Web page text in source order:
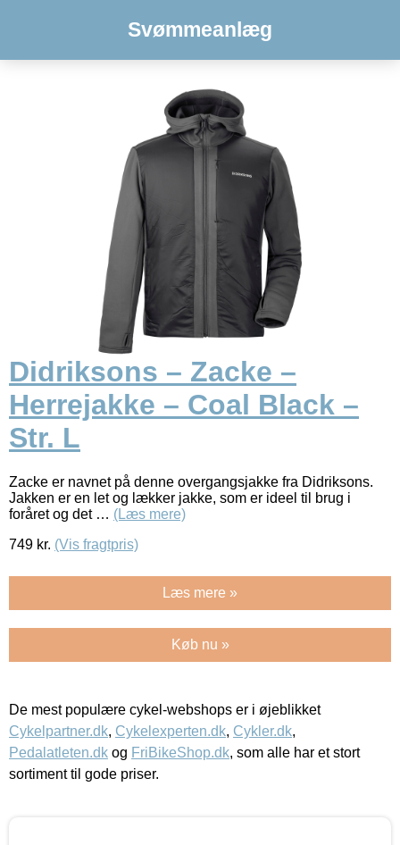
Svømmeanlæg
Didriksons – Zacke –
Herrejakke – Coal Black –
Str. L
Zacke er navnet på denne overgangsjakke fra Didriksons.
Jakken er en let og lækker jakke, som er ideel til brug i
foråret og det … (Læs mere)
749 kr. (Vis fragtpris)
Læs mere »
Køb nu »
De mest populære cykel-webshops er i øjeblikket
Cykelpartner.dk, Cykelexperten.dk, Cykler.dk,
Pedalatleten.dk og FriBikeShop.dk, som alle har et stort
sortiment til gode priser.